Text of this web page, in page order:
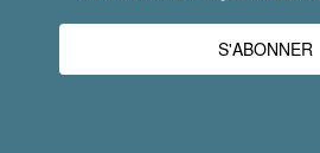
S'ABONNER